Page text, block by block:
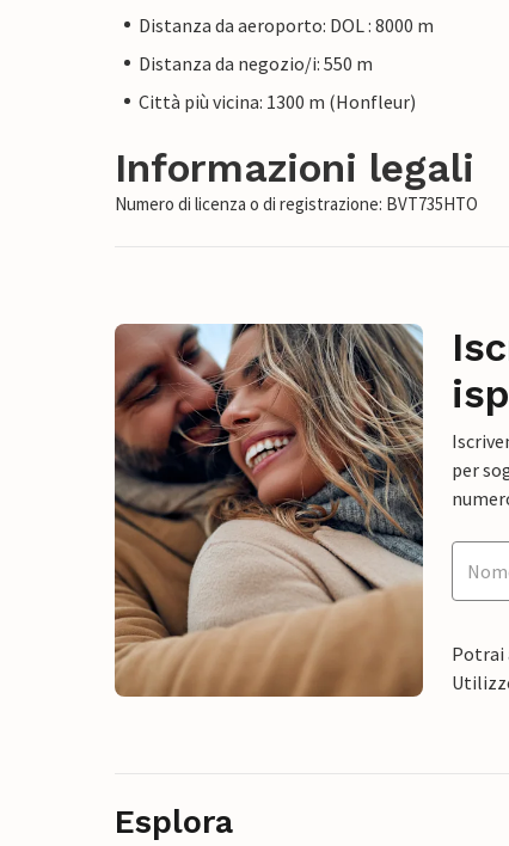
Distanza da aeroporto: DOL : 8000 m
Distanza da negozio/i: 550 m
Città più vicina: 1300 m (Honfleur)
Informazioni legali
Numero di licenza o di registrazione: BVT735HTO
per
Potrai
Esplora